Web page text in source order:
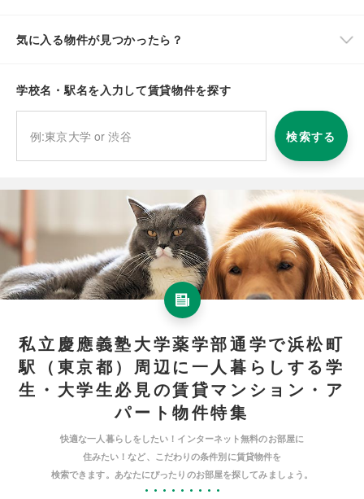
気に入る物件が見つかったら？
学校名・駅名を入力して賃貸物件を探す
検索する
私立慶應義塾大学薬学部通学で浜松町
駅（東京都）周辺に一人暮らしする学
生・大学生必見の賃貸マンション・ア
パート物件特集
快適な一人暮らしをしたい！インターネット無料のお部屋に
住みたい！など、こだわりの条件別に賃貸物件を
検索できます。あなたにぴったりのお部屋を探してみましょう。